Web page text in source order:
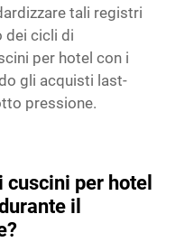
tali registri
dei cicli di
per hotel con i
gli acquisti last-
pressione.
cuscini per hotel
il